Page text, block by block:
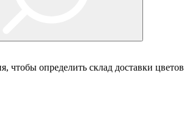
чтобы определить склад доставки цветов